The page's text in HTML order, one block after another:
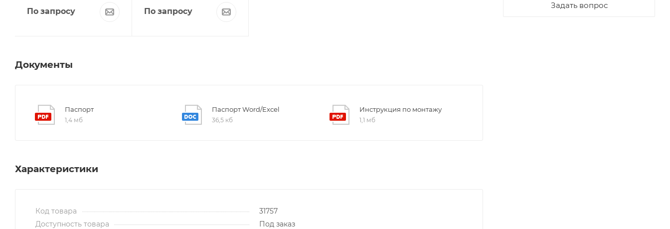
По запросу По запросу
Документы
Паспорт
1,4 мб
Паспорт Word/Excel
36,5 кб
Инструкция по монтажу
1,1 мб
Характеристики
Код товара
31757
Доступность товара
Под заказ
Задать вопрос